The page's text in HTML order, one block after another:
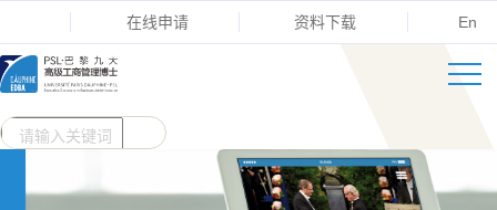
在线申请 资料下载 En